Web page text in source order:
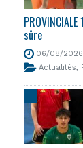
sûre
06/08/2026
Actualités,